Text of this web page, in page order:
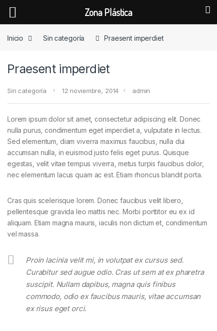
Inicio
Sin categoría Praesent imperdiet
Praesent imperdiet
Sin categoría 12 noviembre, 2014 admin
Lorem ipsum dolor sit amet, consectetur adipiscing elit. Donec
nulla purus, condimentum eget imperdiet a, vulputate in lectus.
Sed elementum, diam viverra maximus faucibus, nulla dui
accumsan nulla, in euismod justo felis eget purus. Quisque
egestas, velit vitae tempus viverra, metus turpis faucibus dolor,
nec elementum lacus quam ac est. Etiam rhoncus blandit porta.
Cras quis scelerisque lorem. Donec faucibus velit libero,
pellentesque gravida leo mattis nec. Morbi porttitor eu ex id
aliquam. Etiam magna mauris, iaculis non dictum et, condimentum
vel massa.
Proin lacinia velit mi, in volutpat ex cursus sed.
Curabitur sed augue odio. Cras ut sem at ex pharetra
suscipit. Nullam dapibus, magna quis finibus
commodo, odio ex faucibus mauris, vitae accumsan
ex risus eget orci.
Zona Plástica